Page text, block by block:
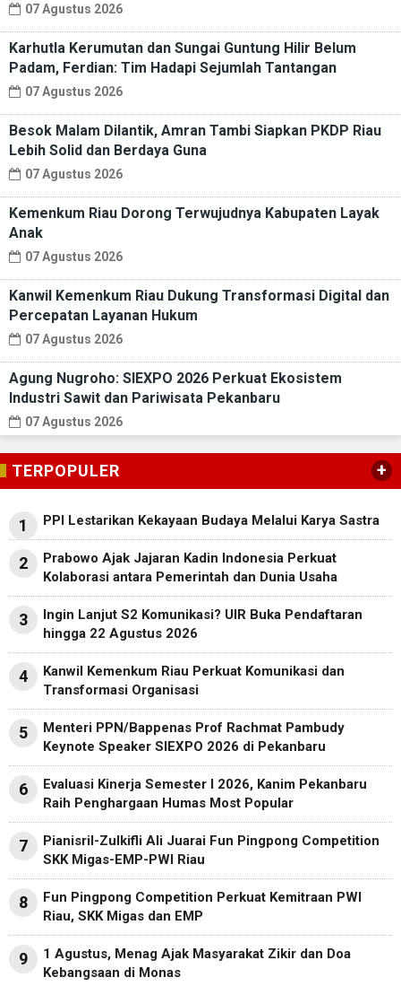
07 Agustus 2026
Karhutla Kerumutan dan Sungai Guntung Hilir Belum
Padam, Ferdian: Tim Hadapi Sejumlah Tantangan
07 Agustus 2026
Besok Malam Dilantik, Amran Tambi Siapkan PKDP Riau
Lebih Solid dan Berdaya Guna
07 Agustus 2026
Kemenkum Riau Dorong Terwujudnya Kabupaten Layak
Anak
07 Agustus 2026
Kanwil Kemenkum Riau Dukung Transformasi Digital dan
Percepatan Layanan Hukum
07 Agustus 2026
Agung Nugroho: SIEXPO 2026 Perkuat Ekosistem
Industri Sawit dan Pariwisata Pekanbaru
07 Agustus 2026
TERPOPULER +
1 PPI Lestarikan Kekayaan Budaya Melalui Karya Sastra
2
Prabowo Ajak Jajaran Kadin Indonesia Perkuat
Kolaborasi antara Pemerintah dan Dunia Usaha
3
Ingin Lanjut S2 Komunikasi? UIR Buka Pendaftaran
hingga 22 Agustus 2026
4
Kanwil Kemenkum Riau Perkuat Komunikasi dan
Transformasi Organisasi
5
Menteri PPN/Bappenas Prof Rachmat Pambudy
Keynote Speaker SIEXPO 2026 di Pekanbaru
6
Evaluasi Kinerja Semester I 2026, Kanim Pekanbaru
Raih Penghargaan Humas Most Popular
7
Pianisril-Zulkifli Ali Juarai Fun Pingpong Competition
SKK Migas-EMP-PWI Riau
8
Fun Pingpong Competition Perkuat Kemitraan PWI
Riau, SKK Migas dan EMP
9
1 Agustus, Menag Ajak Masyarakat Zikir dan Doa
Kebangsaan di Monas